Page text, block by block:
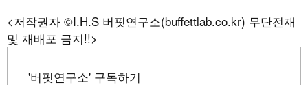
<저작권자 ©I.H.S 버핏연구소(buffettlab.co.kr) 무단전재
및 재배포 금지!!>
'버핏연구소' 구독하기